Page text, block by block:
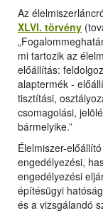
Az
XLVI. törvény
mi tartozik az
előállítás:
alaptermék -
tisztítási,
csomagolási,
bármelyike.”
Élelmiszer-
engedélyezési,
engedélyezési
építésügyi
és a vizsgálandó